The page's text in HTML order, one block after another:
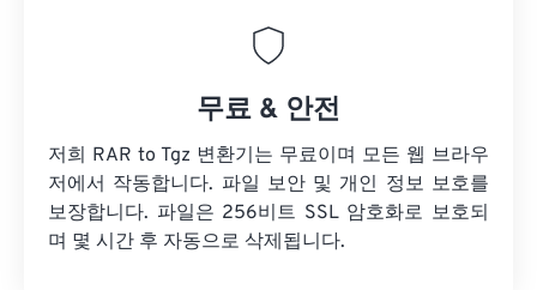
무료 & 안전
저희 RAR to Tgz 변환기는 무료이며 모든 웹 브라우
저에서 작동합니다. 파일 보안 및 개인 정보 보호를
보장합니다. 파일은 256비트 SSL 암호화로 보호되
며 몇 시간 후 자동으로 삭제됩니다.